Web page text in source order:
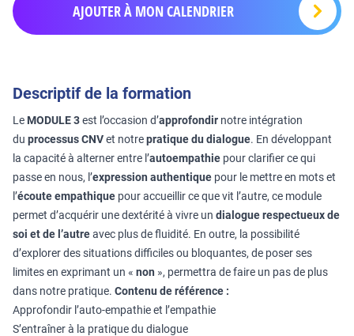
AJOUTER À MON CALENDRIER
Descriptif de la formation
Le MODULE 3est l’occasion d’approfondir notre intégration
du processus CNVet notrepratique du dialogue. En développant
la capacité à alterner entre l’autoempathie pour clarifier ce qui
passe en nous, l’expression authentique pour le mettre en mots et
l’écoute empathique pour accueillir ce que vit l’autre, ce module
permet d’acquérir une dextérité à vivre un dialogue respectueux de
soi et de l’autreavec plus de fluidité. En outre, la possibilité
d’explorer des situations difficiles ou bloquantes, de poser ses
limites en exprimant un « non », permettra de faire un pas de plus
dans notre pratique. Contenu de référence :
Approfondir l’auto-empathie et l’empathie
S’entraîner à la pratique du dialogue